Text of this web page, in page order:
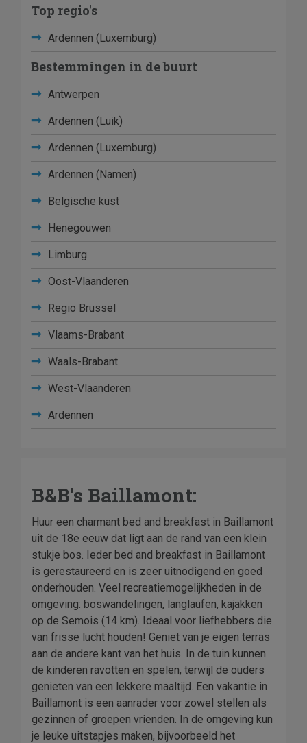
Top regio's
Ardennen (Luxemburg)
Bestemmingen in de buurt
Antwerpen
Ardennen (Luik)
Ardennen (Luxemburg)
Ardennen (Namen)
Belgische kust
Henegouwen
Limburg
Oost-Vlaanderen
Regio Brussel
Vlaams-Brabant
Waals-Brabant
West-Vlaanderen
Ardennen
B&B's Baillamont:
Huur een charmant bed and breakfast in Baillamont
uit de 18e eeuw dat ligt aan de rand van een klein
stukje bos. Ieder bed and breakfast in Baillamont
is gerestaureerd en is zeer uitnodigend en goed
onderhouden. Veel recreatiemogelijkheden in de
omgeving: boswandelingen, langlaufen, kajakken
op de Semois (14 km). Ideaal voor liefhebbers die
van frisse lucht houden! Geniet van je eigen terras
aan de andere kant van het huis. In de tuin kunnen
de kinderen ravotten en spelen, terwijl de ouders
genieten van een lekkere maaltijd. Een vakantie in
Baillamont is een aanrader voor zowel stellen als
gezinnen of groepen vrienden. In de omgeving kun
je leuke uitstapjes maken, bijvoorbeeld het